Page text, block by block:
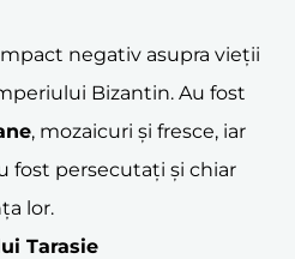
negativ asupra vieții
Bizantin. Au fost
, mozaicuri și fresce, iar
fost persecutați și chiar
lor.
Tarasie